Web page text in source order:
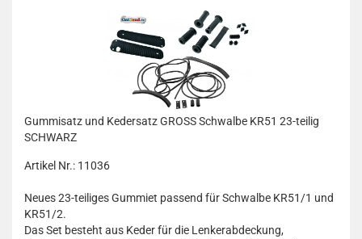
Gummisatz und Kedersatz GROSS Schwalbe KR51 23-teilig
SCHWARZ
Artikel Nr.: 11036
Neues 23-teiliges Gummiet passend für Schwalbe KR51/1 und
KR51/2.
Das Set besteht aus Keder für die Lenkerabdeckung,